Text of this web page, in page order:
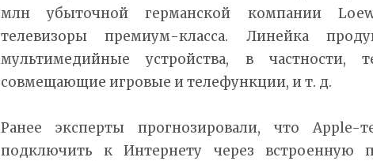
млн убыточной германской компании
телевизоры премиум-класса. Линейка
мультимедийные устройства, в частности,
совмещающие игровые и телефункции, и т. д.
Ранее эксперты прогнозировали, что Apple-
подключить к Интернету через встроенную